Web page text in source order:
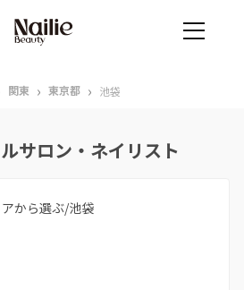
関東 › 東京都 › 池袋
サロン・ネイリスト
から選ぶ/池袋